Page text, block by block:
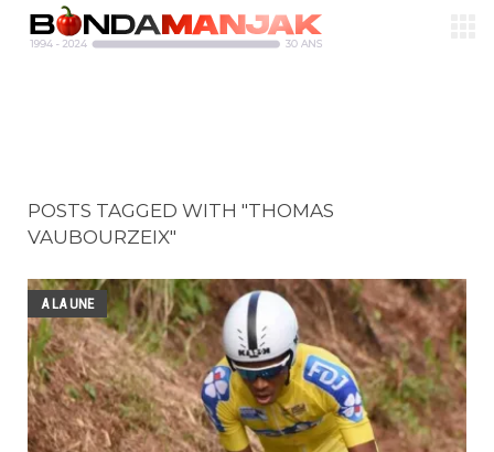
POSTS TAGGED WITH "THOMAS
VAUBOURZEIX"
A LA UNE